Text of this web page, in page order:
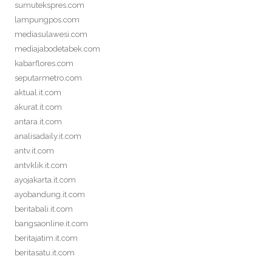
sumutekspres.com
lampungpos.com
mediasulawesi.com
mediajabodetabek.com
kabarflores.com
seputarmetro.com
aktual.it.com
akurat.it.com
antara.it.com
analisadaily.it.com
antv.it.com
antvklik.it.com
ayojakarta.it.com
ayobandung.it.com
beritabali.it.com
bangsaonline.it.com
beritajatim.it.com
beritasatu.it.com